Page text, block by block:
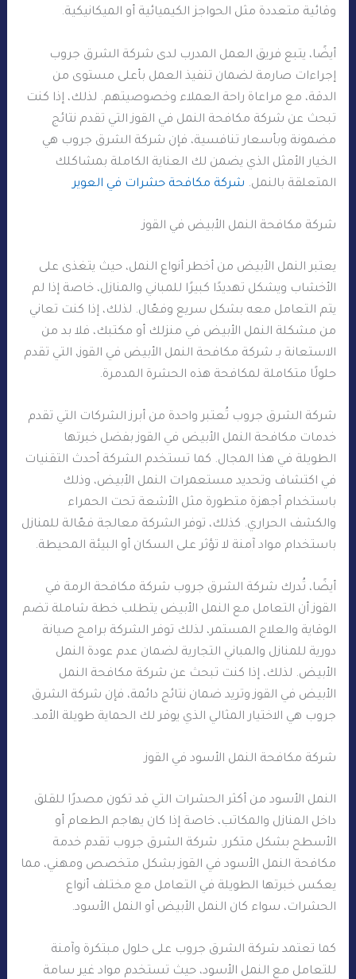
وقائية متعددة مثل الحواجز الكيميائية أو الميكانيكية.
أيضًا، يتبع فريق العمل المدرب لدى شركة الشرق جروب
إجراءات صارمة لضمان تنفيذ العمل بأعلى مستوى من
الدقة، مع مراعاة راحة العملاء وخصوصيتهم. لذلك، إذا كنت
تبحث عن شركة مكافحة النمل في القوز التي تقدم نتائج
مضمونة وبأسعار تنافسية، فإن شركة الشرق جروب هي
الخيار الأمثل الذي يضمن لك العناية الكاملة بمشاكلك
المتعلقة بالنمل. شركة مكافحة حشرات في العوير
شركة مكافحة النمل الأبيض في القوز
يعتبر النمل الأبيض من أخطر أنواع النمل، حيث يتغذى على
الأخشاب ويشكل تهديدًا كبيرًا للمباني والمنازل، خاصة إذا لم
يتم التعامل معه بشكل سريع وفعّال. لذلك، إذا كنت تعاني
من مشكلة النمل الأبيض في منزلك أو مكتبك، فلا بد من
الاستعانة بـ شركة مكافحة النمل الأبيض في القوز، التي تقدم
حلولًا متكاملة لمكافحة هذه الحشرة المدمرة.
شركة الشرق جروب تُعتبر واحدة من أبرز الشركات التي تقدم
خدمات مكافحة النمل الأبيض في القوز بفضل خبرتها
الطويلة في هذا المجال. كما تستخدم الشركة أحدث التقنيات
في اكتشاف وتحديد مستعمرات النمل الأبيض، وذلك
باستخدام أجهزة متطورة مثل الأشعة تحت الحمراء
والكشف الحراري. كذلك، توفر الشركة معالجة فعّالة للمنازل
باستخدام مواد آمنة لا تؤثر على السكان أو البيئة المحيطة.
أيضًا، تُدرك شركة الشرق جروب شركة مكافحة الرمة في
القوز أن التعامل مع النمل الأبيض يتطلب خطة شاملة تضم
الوقاية والعلاج المستمر، لذلك توفر الشركة برامج صيانة
دورية للمنازل والمباني التجارية لضمان عدم عودة النمل
الأبيض. لذلك، إذا كنت تبحث عن شركة مكافحة النمل
الأبيض في القوز وتريد ضمان نتائج دائمة، فإن شركة الشرق
جروب هي الاختيار المثالي الذي يوفر لك الحماية طويلة الأمد.
شركة مكافحة النمل الأسود في القوز
النمل الأسود من أكثر الحشرات التي قد تكون مصدرًا للقلق
داخل المنازل والمكاتب، خاصة إذا كان يهاجم الطعام أو
الأسطح بشكل متكرر. شركة الشرق جروب تقدم خدمة
مكافحة النمل الأسود في القوز بشكل متخصص ومهني، مما
يعكس خبرتها الطويلة في التعامل مع مختلف أنواع
الحشرات، سواء كان النمل الأبيض أو النمل الأسود.
كما تعتمد شركة الشرق جروب على حلول مبتكرة وآمنة
للتعامل مع النمل الأسود، حيث تستخدم مواد غير سامة